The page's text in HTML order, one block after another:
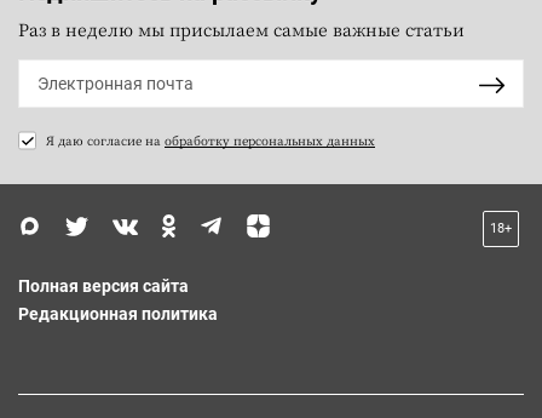
Раз в неделю мы присылаем самые важные статьи
Я даю согласие на обработку персональных данных
18+
Полная версия сайта
Редакционная политика